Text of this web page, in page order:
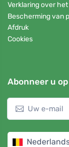
Verklaring over
Bescherming van
Afdruk
Cookies
Abonneer u